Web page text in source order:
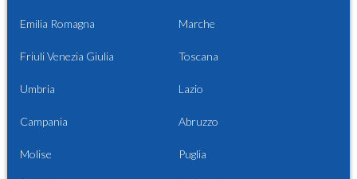
Emilia Romagna Marche
Friuli Venezia Giulia Toscana
Umbria Lazio
Campania Abruzzo
Molise Puglia